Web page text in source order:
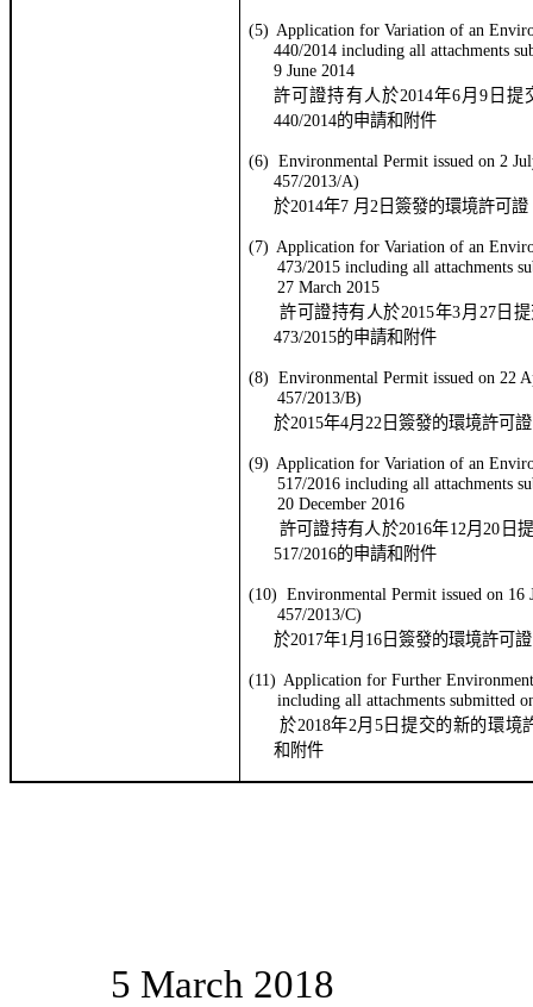
(5) Application forVariation ofan
440/2014 including all attachments
9 June 2014
許可證持有人於2014年6月 9日提
440/2014的申請和附件
(6) Environmental Permit issued on 2
457/2013/A)
於2014年7 月 2 日簽發的環境許可證
(7) Application forVariation ofan
473/2015 including all attachments
27 March 2015
許可證持有人於2015年3月 27日
473/2015的申請和附件
(8) Environmental Permit issued on 22
457/2013/B)
於2015年4月 22 日簽發的環境許可證
(9) Application forVariation ofan
517/2016 including all attachments
20 December 2016
許可證持有人於2016年12月 20 日
517/2016的申請和附件
(10) Environmental Permit issued on 16
457/2013/C)
於2017年1 月 16日簽發的環境許可證
(11) Application forFurther
including all attachments submitted
於2018年2月 5日提交的新的環境
和附件
5 March 2018